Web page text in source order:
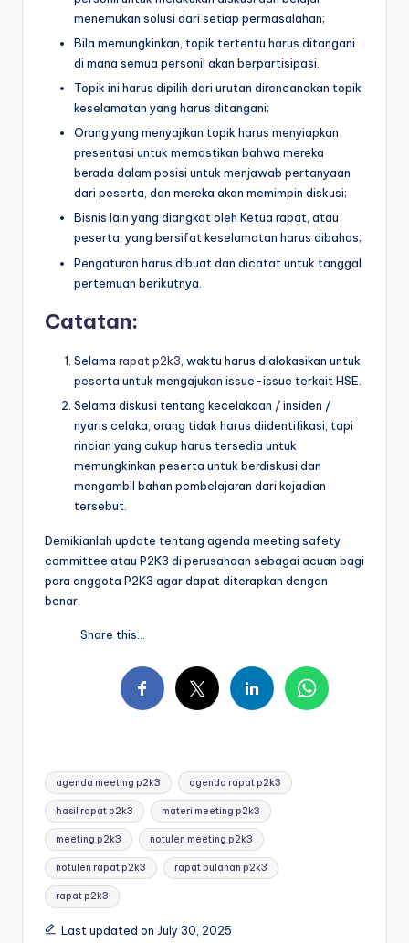
menemukan solusi dari setiap permasalahan;
Bila memungkinkan, topik tertentu harus ditangani
di mana semua personil akan berpartisipasi.
Topik ini harus dipilih dari urutan direncanakan topik
keselamatan yang harus ditangani;
Orang yang menyajikan topik harus menyiapkan
presentasi untuk memastikan bahwa mereka
berada dalam posisi untuk menjawab pertanyaan
dari peserta, dan mereka akan memimpin diskusi;
Bisnis lain yang diangkat oleh Ketua rapat, atau
peserta, yang bersifat keselamatan harus dibahas;
Pengaturan harus dibuat dan dicatat untuk tanggal
pertemuan berikutnya.
Catatan:
Selama rapat p2k3 , waktu harus dialokasikan untuk
peserta untuk mengajukan issue-issue terkait HSE.
Selama diskusi tentang kecelakaan / insiden /
nyaris celaka, orang tidak harus diidentifikasi, tapi
rincian yang cukup harus tersedia untuk
memungkinkan peserta untuk berdiskusi dan
mengambil bahan pembelajaran dari kejadian
tersebut.
Demikianlah update tentang agenda meeting safety
committee atau P2K3 di perusahaan sebagai acuan bagi
para anggota P2K3 agar dapat diterapkan dengan
benar.
Share this...
Tags:
agenda meeting p2k3 agenda rapat p2k3
hasil rapat p2k3 materi meeting p2k3
meeting p2k3 notulen meeting p2k3
notulen rapat p2k3 rapat bulanan p2k3
rapat p2k3
Last updated on July 30, 2025